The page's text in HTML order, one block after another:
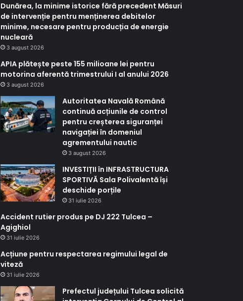
Dunărea, la minime istorice fără precedent Măsuri
de intervenție pentru menținerea debitelor
minime, necesare pentru producția de energie
nucleară
3 august 2026
APIA plătește peste 155 milioane lei pentru
motorina aferentă trimestrului I al anului 2026
3 august 2026
Autoritatea Navală Română
continuă acțiunile de control
pentru creșterea siguranței
navigației în domeniul
agrementului nautic
3 august 2026
INVESTIȚII în INFRASTRUCTURA
SPORTIVĂ Sala Polivalentă își
deschide porțile
31 iulie 2026
Accident rutier produs pe DJ 222 Tulcea –
Agighiol
31 iulie 2026
Acțiune pentru respectarea regimului legal de
viteză
31 iulie 2026
Prefectul județului Tulcea solicită